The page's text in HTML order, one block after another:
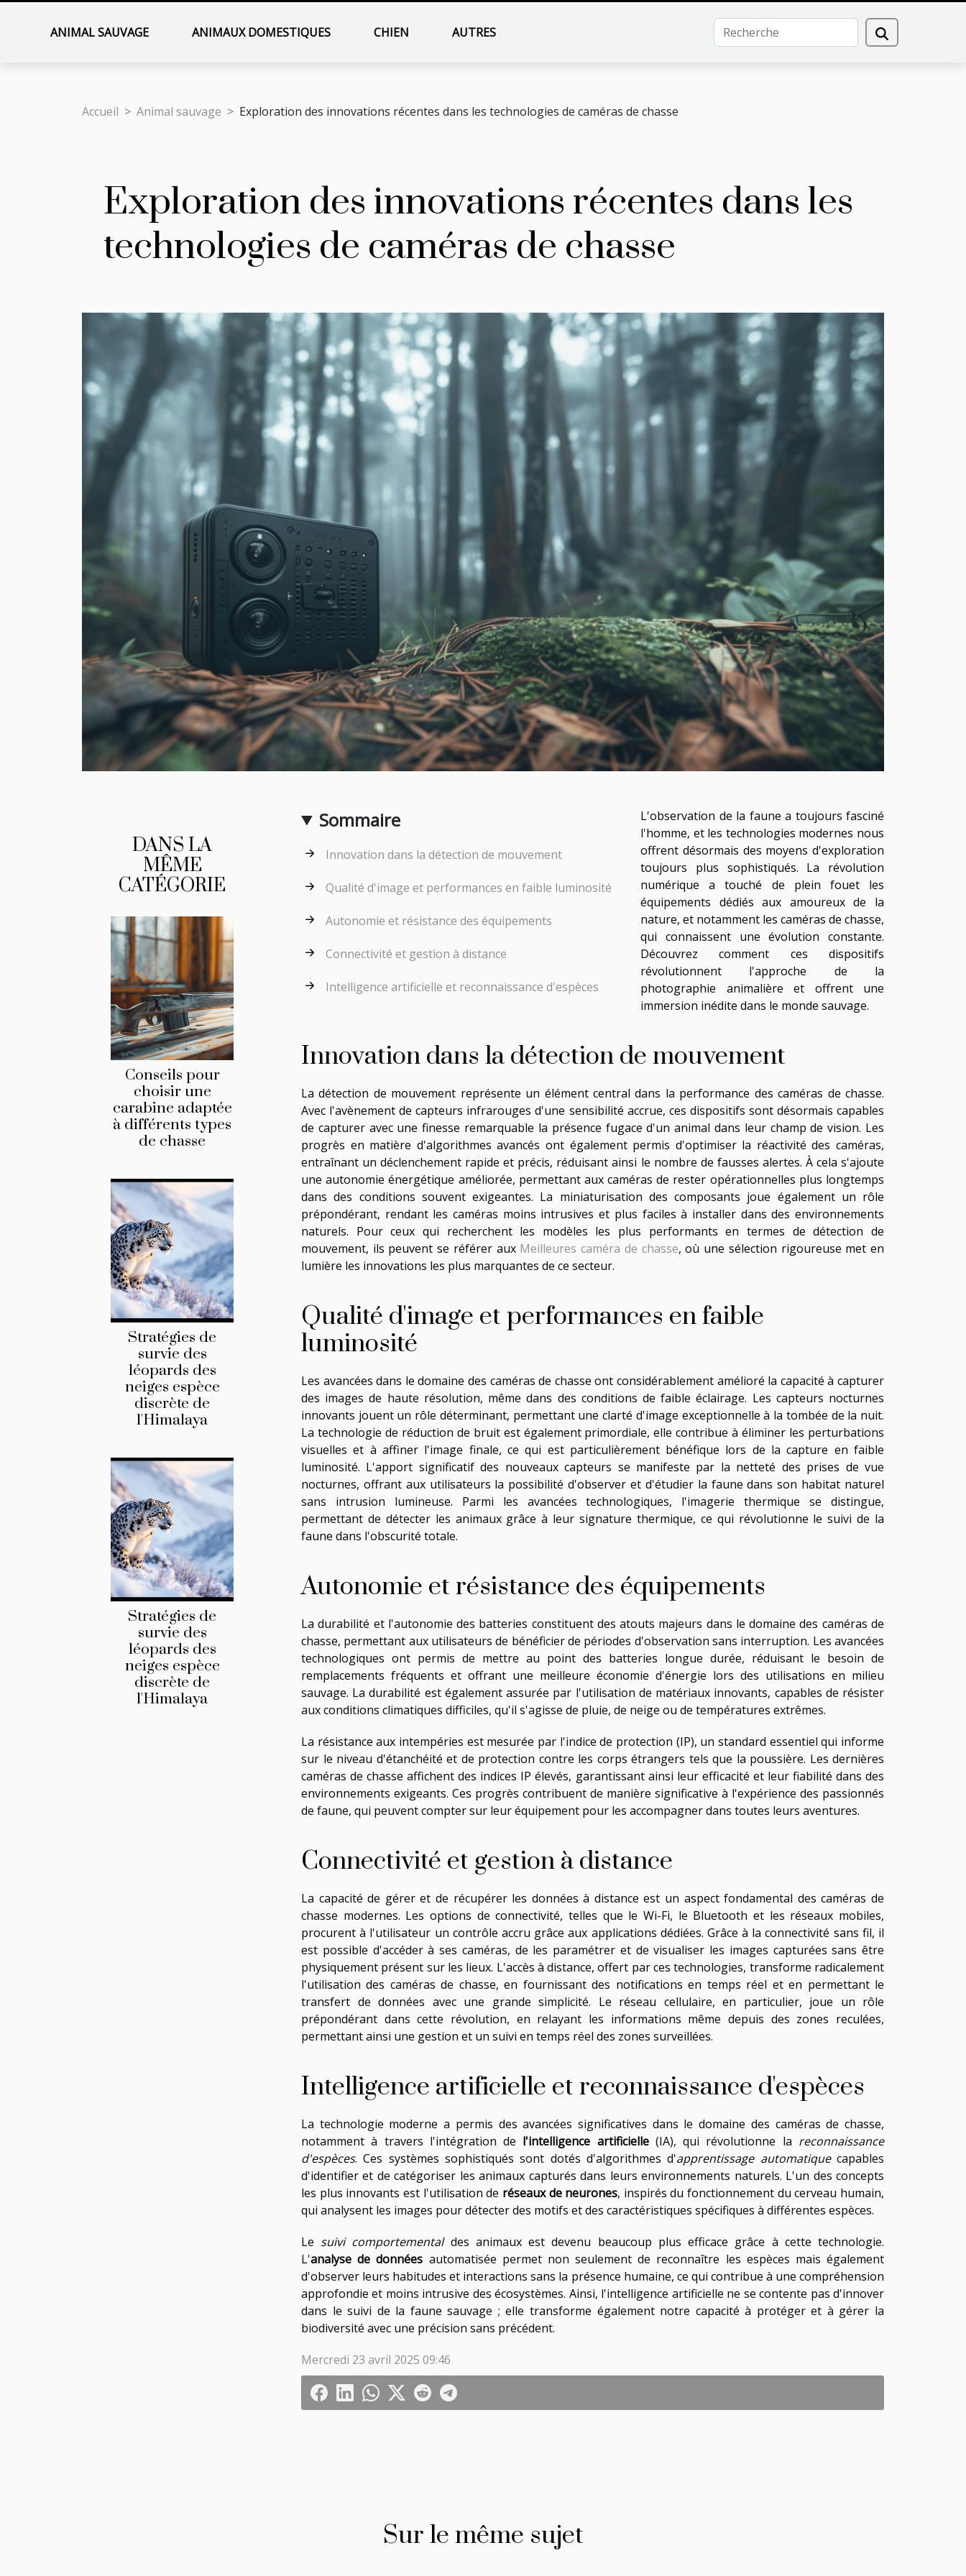
ANIMAL SAUVAGE ANIMAUX DOMESTIQUES CHIEN AUTRES
Accueil Animal sauvage Exploration des innovations récentes dans les technologies de caméras de chasse
Exploration des innovations récentes dans les
technologies de caméras de chasse
DANS LA
MÊME
CATÉGORIE
Conseils pour
choisir une
carabine adaptée
à différents types
de chasse
Stratégies de
survie des
léopards des
neiges espèce
discrète de
l'Himalaya
Stratégies de
survie des
léopards des
neiges espèce
discrète de
l'Himalaya
Sommaire
Innovation dans la détection de mouvement
Qualité d'image et performances en faible luminosité
Autonomie et résistance des équipements
Connectivité et gestion à distance
Intelligence artificielle et reconnaissance d'espèces
L'observation de la faune a toujours fasciné
l'homme, et les technologies modernes nous
offrent désormais des moyens d'exploration
toujours plus sophistiqués. La révolution
numérique a touché de plein fouet les
équipements dédiés aux amoureux de la
nature, et notamment les caméras de chasse,
qui connaissent une évolution constante.
Découvrez comment ces dispositifs
révolutionnent l'approche de la
photographie animalière et offrent une
immersion inédite dans le monde sauvage.
Innovation dans la détection de mouvement
La détection de mouvement représente un élément central dans la performance des caméras de chasse.
Avec l'avènement de capteurs infrarouges d'une sensibilité accrue, ces dispositifs sont désormais capables
de capturer avec une finesse remarquable la présence fugace d'un animal dans leur champ de vision. Les
progrès en matière d'algorithmes avancés ont également permis d'optimiser la réactivité des caméras,
entraînant un déclenchement rapide et précis, réduisant ainsi le nombre de fausses alertes. À cela s'ajoute
une autonomie énergétique améliorée, permettant aux caméras de rester opérationnelles plus longtemps
dans des conditions souvent exigeantes. La miniaturisation des composants joue également un rôle
prépondérant, rendant les caméras moins intrusives et plus faciles à installer dans des environnements
naturels. Pour ceux qui recherchent les modèles les plus performants en termes de détection de
mouvement, ils peuvent se référer aux Meilleures caméra de chasse, où une sélection rigoureuse met en
lumière les innovations les plus marquantes de ce secteur.
Qualité d'image et performances en faible
luminosité
Les avancées dans le domaine des caméras de chasse ont considérablement amélioré la capacité à capturer
des images de haute résolution, même dans des conditions de faible éclairage. Les capteurs nocturnes
innovants jouent un rôle déterminant, permettant une clarté d'image exceptionnelle à la tombée de la nuit.
La technologie de réduction de bruit est également primordiale, elle contribue à éliminer les perturbations
visuelles et à affiner l'image finale, ce qui est particulièrement bénéfique lors de la capture en faible
luminosité. L'apport significatif des nouveaux capteurs se manifeste par la netteté des prises de vue
nocturnes, offrant aux utilisateurs la possibilité d'observer et d'étudier la faune dans son habitat naturel
sans intrusion lumineuse. Parmi les avancées technologiques, l'imagerie thermique se distingue,
permettant de détecter les animaux grâce à leur signature thermique, ce qui révolutionne le suivi de la
faune dans l'obscurité totale.
Autonomie et résistance des équipements
La durabilité et l'autonomie des batteries constituent des atouts majeurs dans le domaine des caméras de
chasse, permettant aux utilisateurs de bénéficier de périodes d'observation sans interruption. Les avancées
technologiques ont permis de mettre au point des batteries longue durée, réduisant le besoin de
remplacements fréquents et offrant une meilleure économie d'énergie lors des utilisations en milieu
sauvage. La durabilité est également assurée par l'utilisation de matériaux innovants, capables de résister
aux conditions climatiques difficiles, qu'il s'agisse de pluie, de neige ou de températures extrêmes.
La résistance aux intempéries est mesurée par l'indice de protection (IP), un standard essentiel qui informe
sur le niveau d'étanchéité et de protection contre les corps étrangers tels que la poussière. Les dernières
caméras de chasse affichent des indices IP élevés, garantissant ainsi leur efficacité et leur fiabilité dans des
environnements exigeants. Ces progrès contribuent de manière significative à l'expérience des passionnés
de faune, qui peuvent compter sur leur équipement pour les accompagner dans toutes leurs aventures.
Connectivité et gestion à distance
La capacité de gérer et de récupérer les données à distance est un aspect fondamental des caméras de
chasse modernes. Les options de connectivité, telles que le Wi-Fi, le Bluetooth et les réseaux mobiles,
procurent à l'utilisateur un contrôle accru grâce aux applications dédiées. Grâce à la connectivité sans fil, il
est possible d'accéder à ses caméras, de les paramétrer et de visualiser les images capturées sans être
physiquement présent sur les lieux. L'accès à distance, offert par ces technologies, transforme radicalement
l'utilisation des caméras de chasse, en fournissant des notifications en temps réel et en permettant le
transfert de données avec une grande simplicité. Le réseau cellulaire, en particulier, joue un rôle
prépondérant dans cette révolution, en relayant les informations même depuis des zones reculées,
permettant ainsi une gestion et un suivi en temps réel des zones surveillées.
Intelligence artificielle et reconnaissance d'espèces
La technologie moderne a permis des avancées significatives dans le domaine des caméras de chasse,
notamment à travers l'intégration de l'intelligence artificielle(IA), qui révolutionne la reconnaissance
d'espèces. Ces systèmes sophistiqués sont dotés d'algorithmes d'apprentissage automatiquecapables
d'identifier et de catégoriser les animaux capturés dans leurs environnements naturels. L'un des concepts
les plus innovants est l'utilisation de réseaux de neurones, inspirés du fonctionnement du cerveau humain,
qui analysent les images pour détecter des motifs et des caractéristiques spécifiques à différentes espèces.
Le suivi comportementaldes animaux est devenu beaucoup plus efficace grâce à cette technologie.
L'analyse de données automatisée permet non seulement de reconnaître les espèces mais également
d'observer leurs habitudes et interactions sans la présence humaine, ce qui contribue à une compréhension
approfondie et moins intrusive des écosystèmes. Ainsi, l'intelligence artificielle ne se contente pas d'innover
dans le suivi de la faune sauvage ; elle transforme également notre capacité à protéger et à gérer la
biodiversité avec une précision sans précédent.
Mercredi 23 avril 2025 09:46
Sur le même sujet